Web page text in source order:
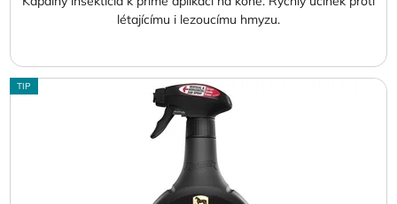
létajícímu i lezoucímu hmyzu.
TIP